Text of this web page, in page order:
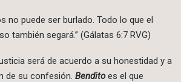
no puede ser burlado. Todo lo que el
también segará.” (Gálatas 6:7 RVG)
será de acuerdo a su honestidad y a
de su confesión. Benditoes el que